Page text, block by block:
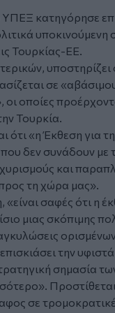
ΥΠΕΞ κατηγόρησε
Τουρκίας-ΕΕ.
σε
οποίες
Τουρκία.
ότι «η Έκθεση για
δεν συνάδουν
και
τη χώρα μας».
σαφές ότι η
μιας σκόπιμης
την
σημασία
σε